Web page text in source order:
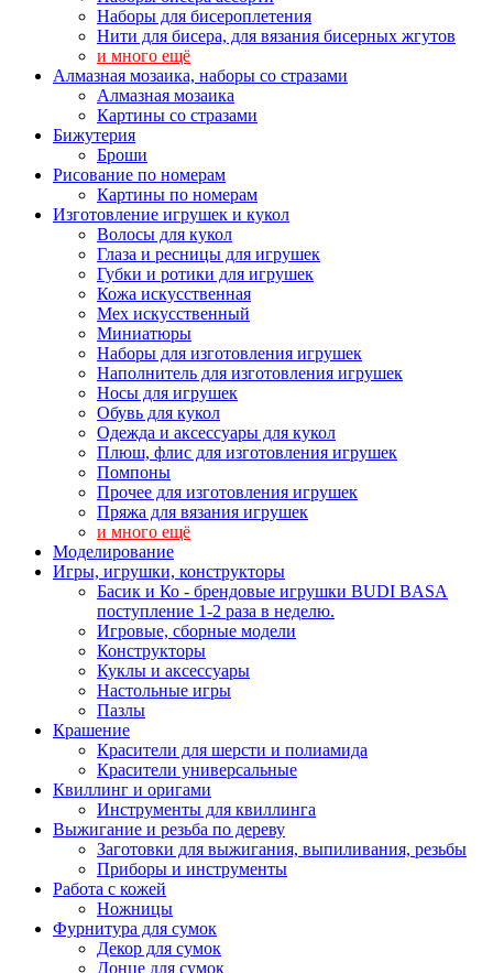
Наборы для бисероплетения
Нити для бисера, для вязания бисерных жгутов
и много ещё
Алмазная мозаика, наборы со стразами
Алмазная мозаика
Картины co стразами
Бижутерия
Броши
Рисование по номерам
Картины по номерам
Изготовление игрушек и кукол
Волосы для кукол
Глаза и ресницы для игрушек
Губки и ротики для игрушек
Кожа искусственная
Мех искусственный
Миниатюры
Наборы для изготовления игрушек
Наполнитель для изготовления игрушек
Носы для игрушек
Обувь для кукол
Одежда и аксессуары для кукол
Плюш, флис для изготовления игрушек
Помпоны
Прочее для изготовления игрушек
Пряжа для вязания игрушек
и много ещё
Моделирование
Игры, игрушки, конструкторы
Басик и Ко - брендовые игрушки BUDI BASA
поступление 1-2 раза в неделю.
Игровые, сборные модели
Конструкторы
Куклы и аксессуары
Настольные игры
Пазлы
Крашение
Красители для шерсти и полиамида
Красители универсальные
Квиллинг и оригами
Инструменты для квиллинга
Выжигание и резьба по дереву
Заготовки для выжигания, выпиливания, резьбы
Приборы и инструменты
Работа с кожей
Ножницы
Фурнитура для сумок
Декор для сумок
Донце для сумок